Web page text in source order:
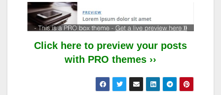
Click here to preview your posts
with PRO themes ››